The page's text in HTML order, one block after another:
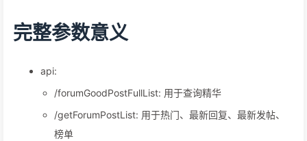
完整参数意义
/getForumPostList: 用于热门、最新回复、最新发帖、